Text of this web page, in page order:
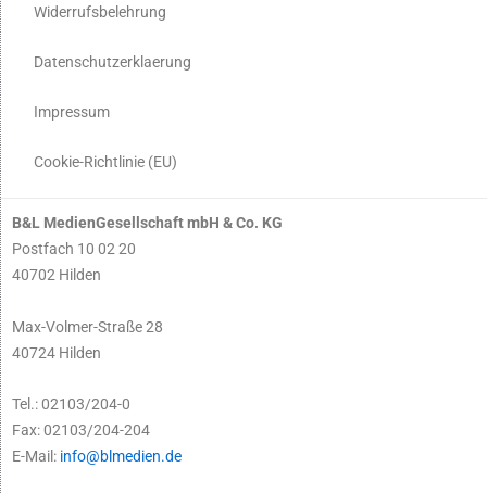
Widerrufsbelehrung
Datenschutzerklaerung
Impressum
Cookie-Richtlinie (EU)
B&L MedienGesellschaft mbH & Co. KG
Postfach 10 02 20
40702 Hilden
Max-Volmer-Straße 28
40724 Hilden
Tel.: 02103/204-0
Fax: 02103/204-204
E-Mail: info@blmedien.de